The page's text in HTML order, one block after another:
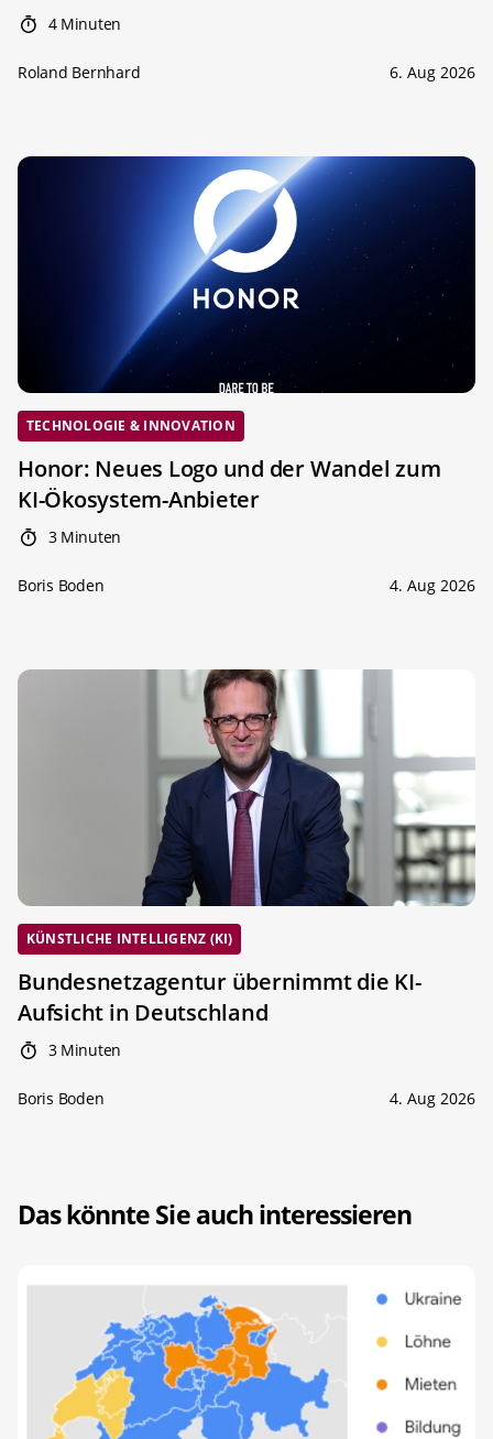
4 Minuten
Roland Bernhard 6. Aug 2026
TECHNOLOGIE & INNOVATION
Honor: Neues Logo und der Wandel zum
KI-Ökosystem-Anbieter
3 Minuten
Boris Boden 4. Aug 2026
KÜNSTLICHE INTELLIGENZ (KI)
Bundesnetzagentur übernimmt die KI-
Aufsicht in Deutschland
3 Minuten
Boris Boden 4. Aug 2026
Das könnte Sie auch interessieren